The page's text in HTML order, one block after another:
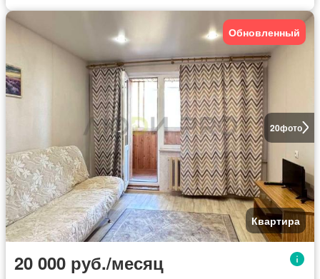
20фото
Обновленный
Квартира
20 000 руб./месяц